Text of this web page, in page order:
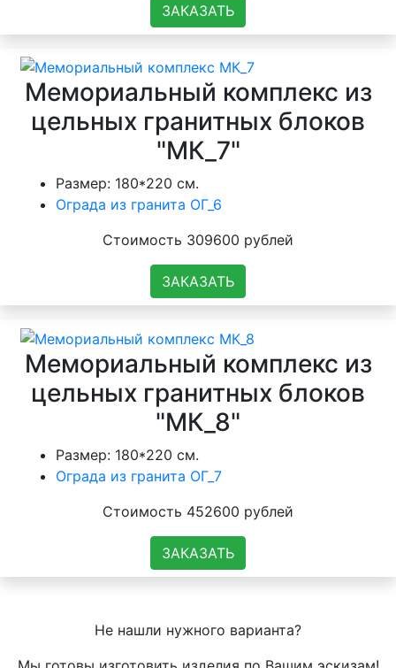
ЗАКАЗАТЬ
Мемориальный комплекс из
цельных гранитных блоков
"МК_7"
Размер: 180*220 см.
Ограда из гранита ОГ_6
Стоимость 309600 рублей
ЗАКАЗАТЬ
Мемориальный комплекс из
цельных гранитных блоков
"МК_8"
Размер: 180*220 см.
Ограда из гранита ОГ_7
Стоимость 452600 рублей
ЗАКАЗАТЬ
Не нашли нужного варианта?